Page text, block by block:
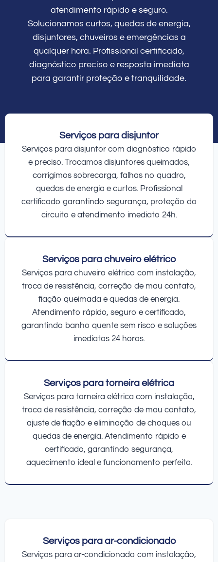
atendimento rápido e seguro.
Solucionamos curtos, quedas de energia,
disjuntores, chuveiros e emergências a
qualquer hora. Profissional certificado,
diagnóstico preciso e resposta imediata
para garantir proteção e tranquilidade.
Serviços para disjuntor
Serviços para disjuntor com diagnóstico rápido
e preciso. Trocamos disjuntores queimados,
corrigimos sobrecarga, falhas no quadro,
quedas de energia e curtos. Profissional
certificado garantindo segurança, proteção do
circuito e atendimento imediato 24h.
Serviços para chuveiro elétrico
Serviços para chuveiro elétrico com instalação,
troca de resistência, correção de mau contato,
fiação queimada e quedas de energia.
Atendimento rápido, seguro e certificado,
garantindo banho quente sem risco e soluções
imediatas 24 horas.
Serviços para torneira elétrica
Serviços para torneira elétrica com instalação,
troca de resistência, correção de mau contato,
ajuste de fiação e eliminação de choques ou
quedas de energia. Atendimento rápido e
certificado, garantindo segurança,
aquecimento ideal e funcionamento perfeito.
Serviços para ar-condicionado
Serviços para ar-condicionado com instalação,